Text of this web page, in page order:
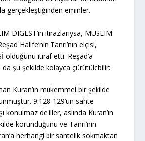
gerçekleştiğinden eminler.
DIGEST’in itirazlarıysa, MUSLIM
Halife’nin Tanrı’nın elçisi,
olduğunu itiraf etti. Reşad’a
şu şekilde kolayca çürütülebilir:
Kuran’ın mükemmel bir şekilde
9:128-129’un sahte
konulmaz deliller, aslında Kuran’ın
korunduğunu ve Tanrı’nın
herhangi bir sahtelik sokmaktan